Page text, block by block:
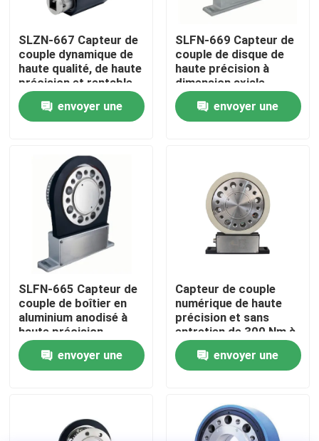
Produits
À propos de nous
Visite de l'usine
Contrôle qualité
Contactez-nous
Nouvelles
Les affaires
Dynamomètre à grande vitesse
SLZN-667 Capteur de
couple dynamique de
haute qualité, de haute
précision et rentable
envoyer une
SLFN-669 Capteur de
couple de disque de
haute précision à
dimension axiale
courte
envoyer une
SLFN-665 Capteur de
couple de boîtier en
aluminium anodisé à
haute précision
envoyer une
Capteur de couple
numérique de haute
précision et sans
entretien de 300 Nm à
10000 tr/min
envoyer une